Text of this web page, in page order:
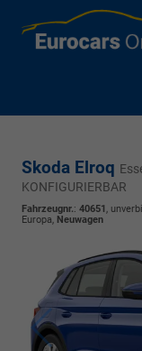
Skoda Elroq
KONFIGURIERBAR
Fahrzeugnr.: 40651 ,
Europa, Neuwagen